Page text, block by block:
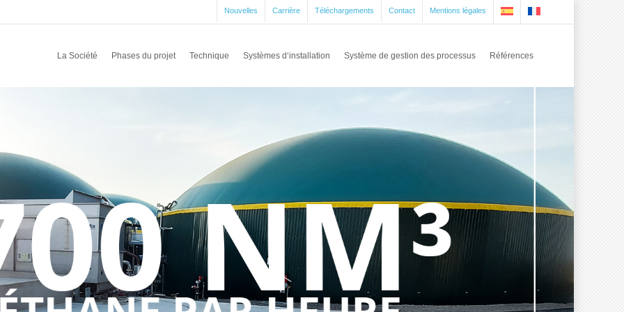
Nouvelles Carrière Téléchargements Contact Mentions légales
La Société Phases du projet Technique Systèmes d‘installation Système de gestion des processus Références